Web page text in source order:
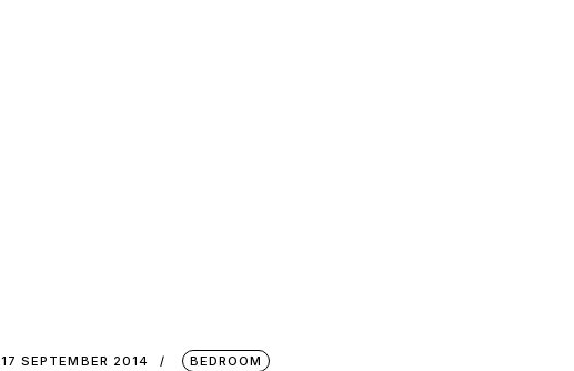
17 SEPTEMBER 2014
BEDROOM